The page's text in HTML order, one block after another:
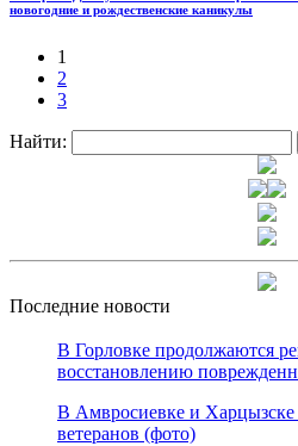
новогодние и рождественские каникулы
1
2
3
Найти:
Последние новости
В Горловке продолжаются
восстановлению
В Амвросиевке и
ветеранов (фото)